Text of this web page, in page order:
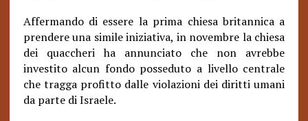
Affermando di essere la prima chiesa britannica a
prendere una simile iniziativa, in novembre la chiesa
dei quaccheri ha annunciato che non avrebbe
investito alcun fondo posseduto a livello centrale
che tragga profitto dalle violazioni dei diritti umani
da parte di Israele.